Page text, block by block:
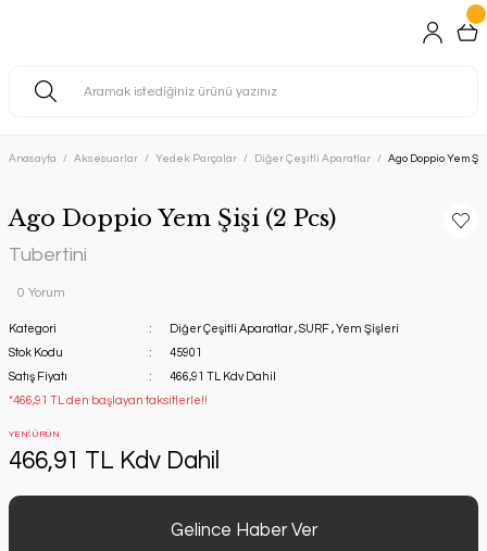
Anasayfa Aksesuarlar Yedek Parçalar Diğer Çeşitli Aparatlar Ago Doppio Yem
Ago Doppio Yem Şişi (2 Pcs)
Tubertini
0 Yorum
Kategori Diğer Çeşitli Aparatlar ,SURF ,Yem Şişleri
Stok Kodu
45901
Satış Fiyatı
466,91 TL Kdv Dahil
*466,91 TL den başlayan taksitlerle!!
YENİ ÜRÜN
466,91 TL Kdv Dahil
Gelince Haber Ver